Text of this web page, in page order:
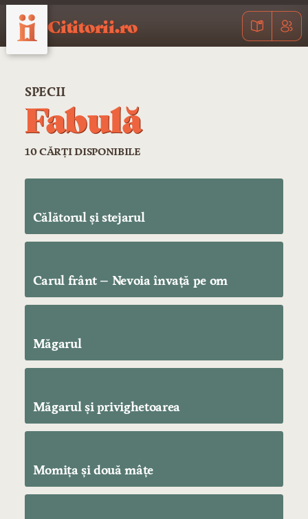
Cititorii.ro
SPECII
Fabulă
10 CĂRȚI DISPONIBILE
Călătorul şi stejarul
Carul frânt – Nevoia învaţă pe om
Măgarul
Măgarul şi privighetoarea
Momiţa şi două mâţe